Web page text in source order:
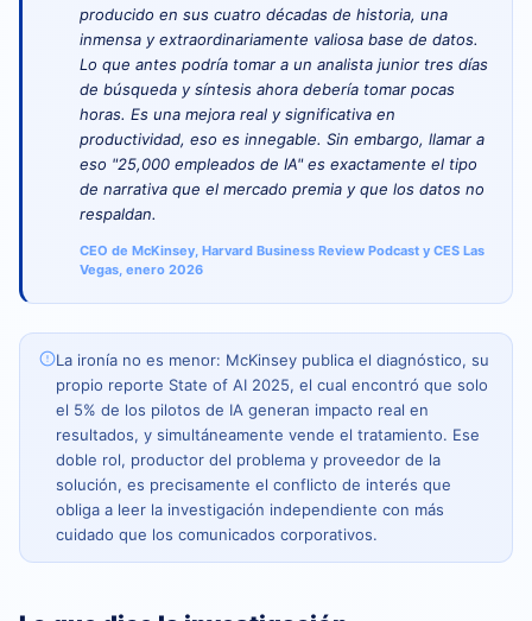
producido en sus cuatro décadas de historia, una
inmensa y extraordinariamente valiosa base de datos.
Lo que antes podría tomar a un analista junior tres días
de búsqueda y síntesis ahora debería tomar pocas
horas. Es una mejora real y significativa en
productividad, eso es innegable. Sin embargo, llamar a
eso "25,000 empleados de IA" es exactamente el tipo
de narrativa que el mercado premia y que los datos no
respaldan.
CEO de McKinsey, Harvard Business Review Podcast y CES Las
Vegas, enero 2026
La ironía no es menor: McKinsey publica el diagnóstico, su
propio reporte State of AI 2025, el cual encontró que solo
el 5% de los pilotos de IA generan impacto real en
resultados, y simultáneamente vende el tratamiento. Ese
doble rol, productor del problema y proveedor de la
solución, es precisamente el conflicto de interés que
obliga a leer la investigación independiente con más
cuidado que los comunicados corporativos.